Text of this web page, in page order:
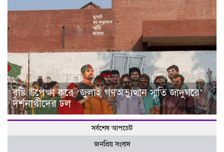
বৃষ্টি উপেক্ষা করে ‘জুলাই গণঅভ্যুত্থান স্মৃতি জাদুঘরে’
দর্শনার্থীদের ঢল
সর্বশেষ আপডেট
জনপ্রিয় সংবাদ